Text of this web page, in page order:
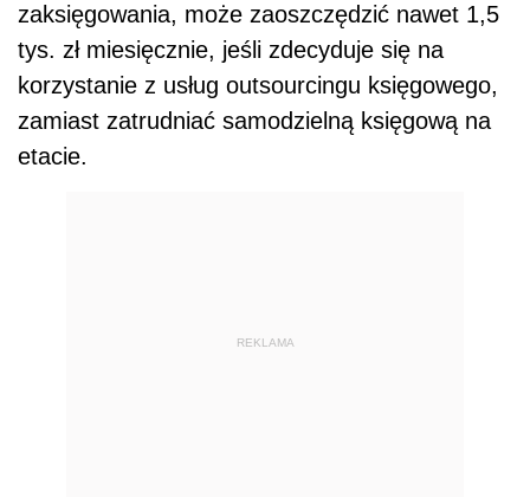
zaksięgowania, może zaoszczędzić nawet 1,5
tys. zł miesięcznie, jeśli zdecyduje się na
korzystanie z usług outsourcingu księgowego,
zamiast zatrudniać samodzielną księgową na
etacie.
REKLAMA